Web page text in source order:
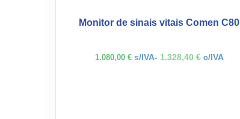
Monitor de sinais vitais Comen C80
1.080,00 € s/IVA- 1.328,40 €c/IVA